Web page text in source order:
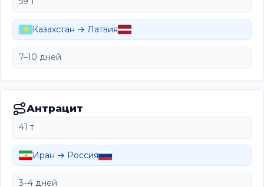
Казахстан → Латвия
7–10 дней
Антрацит
41 т
Иран → Россия
3–4 дней